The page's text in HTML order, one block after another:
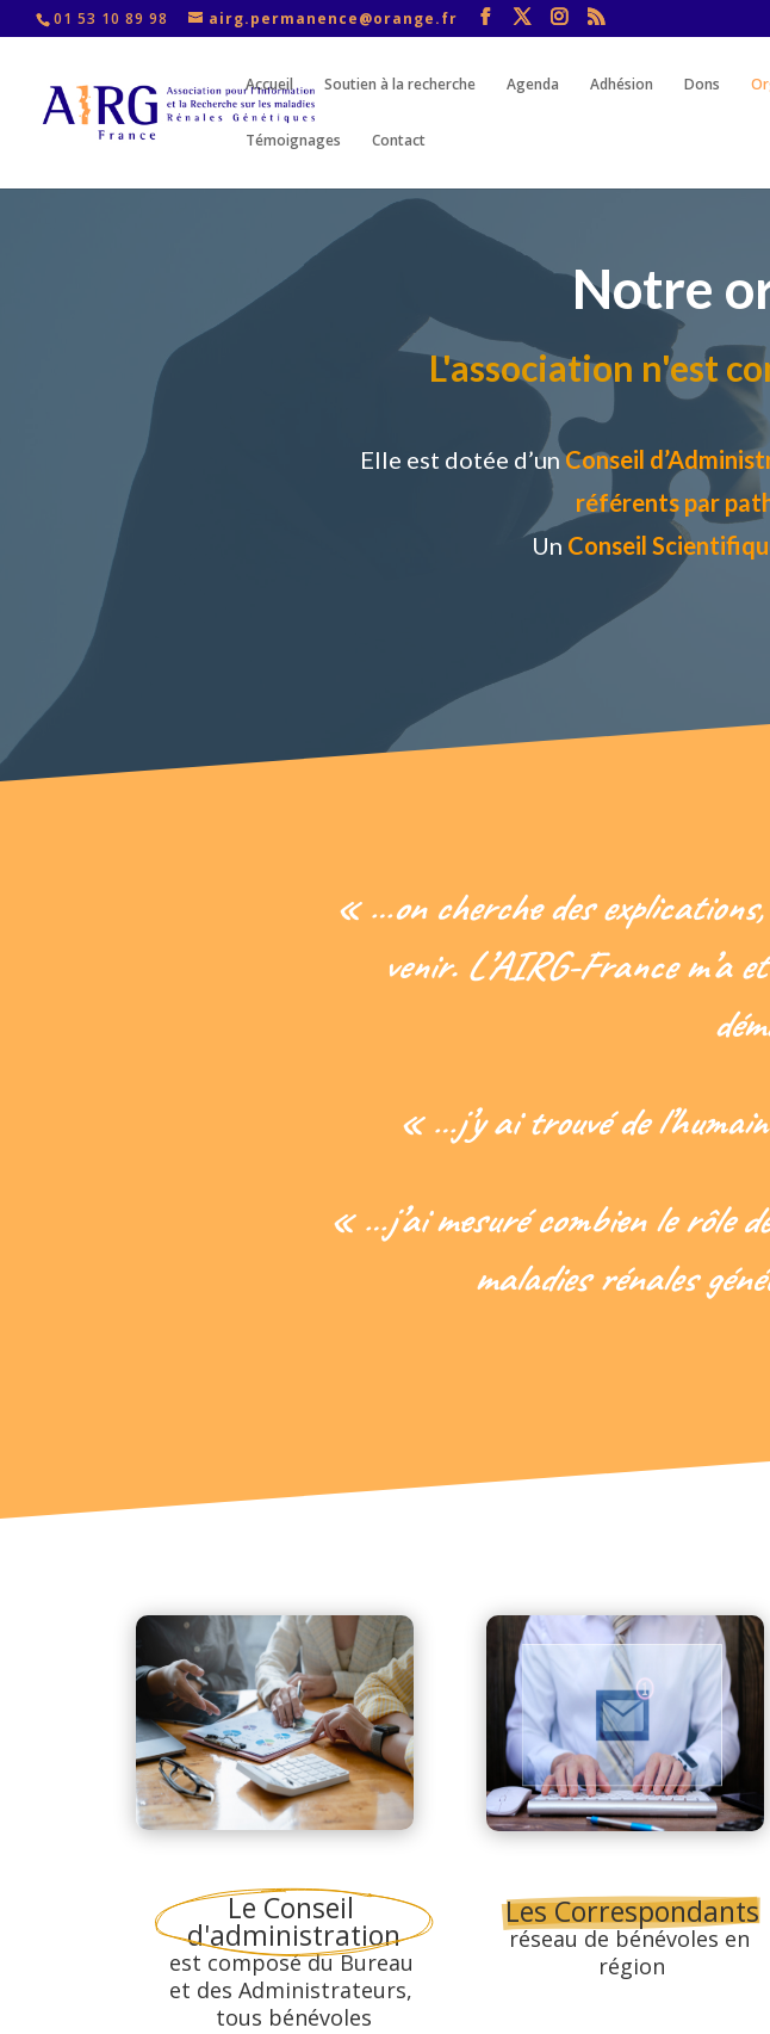
01 53 10 89 98 airg.permanence@orange.fr
Accueil Soutien à la recherche Agenda Adhésion Dons
Témoignages Contact
Notre
L'association n'est
Elle est dotée d’unConseil
référents par
Un Conseil
« …on cherche des
venir. L’AIRG-France m’a
« …j’y ai trouvé de
« …j’ai mesuré combien le rôle
maladies rénales
Le Conseil
d'administration
est composé du Bureau
et des Administrateurs,
tous bénévoles
Les Correspondants
réseau de bénévoles en
région